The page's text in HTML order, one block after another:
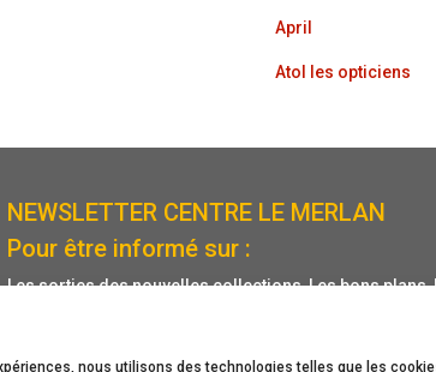
nous utilisons des technologies telles que les
April
Atol les opticiens
NEWSLETTER CENTRE LE MERLAN
Pour être informé sur :
Les sorties des nouvelles collections, Les bons plans,